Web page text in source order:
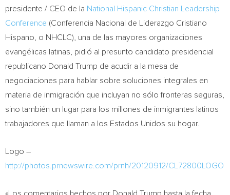
presidente / CEO de la National Hispanic Christian Leadership
Conference (Conferencia Nacional de Liderazgo Cristiano
Hispano, o NHCLC), una de las mayores organizaciones
evangélicas latinas, pidió al presunto candidato presidencial
republicano Donald Trump de acudir a la mesa de
negociaciones para hablar sobre soluciones integrales en
materia de inmigración que incluyan no sólo fronteras seguras,
sino también un lugar para los millones de inmigrantes latinos
trabajadores que llaman a los Estados Unidos su hogar.
Logo –
http://photos.prnewswire.com/prnh/20120912/CL72800LOGO